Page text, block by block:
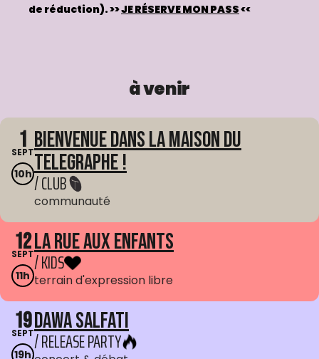
de réduction).>>JE RÉSERVE MON PASS<<
à venir
1
SEPT
10h
Bienvenue dans La Maison du
Telegraphe !
/ CLUB
communauté
12
SEPT
11h
La Rue aux enfants
/ KIDS
terrain d'expression libre
19
SEPT
19h
Dawa Salfati
/ RELEASE PARTY